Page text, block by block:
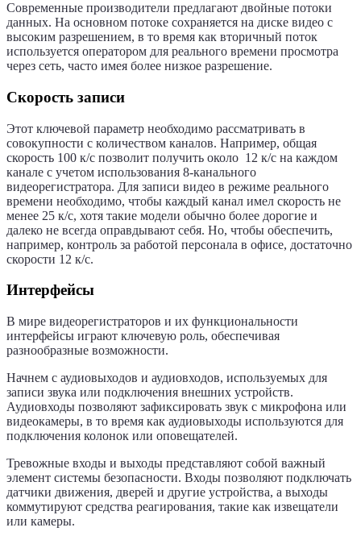
Современные производители предлагают двойные потоки
данных. На основном потоке сохраняется на диске видео с
высоким разрешением, в то время как вторичный поток
используется оператором для реального времени просмотра
через сеть, часто имея более низкое разрешение.
Скорость записи
Этот ключевой параметр необходимо рассматривать в
совокупности с количеством каналов. Например, общая
скорость 100 к/с позволит получить около 12 к/с на каждом
канале с учетом использования 8-канального
видеорегистратора. Для записи видео в режиме реального
времени необходимо, чтобы каждый канал имел скорость не
менее 25 к/с, хотя такие модели обычно более дорогие и
далеко не всегда оправдывают себя. Но, чтобы обеспечить,
например, контроль за работой персонала в офисе, достаточно
скорости 12 к/с.
Интерфейсы
В мире видеорегистраторов и их функциональности
интерфейсы играют ключевую роль, обеспечивая
разнообразные возможности.
Начнем с аудиовыходов и аудиовходов, используемых для
записи звука или подключения внешних устройств.
Аудиовходы позволяют зафиксировать звук с микрофона или
видеокамеры, в то время как аудиовыходы используются для
подключения колонок или оповещателей.
Тревожные входы и выходы представляют собой важный
элемент системы безопасности. Входы позволяют подключать
датчики движения, дверей и другие устройства, а выходы
коммутируют средства реагирования, такие как извещатели
или камеры.